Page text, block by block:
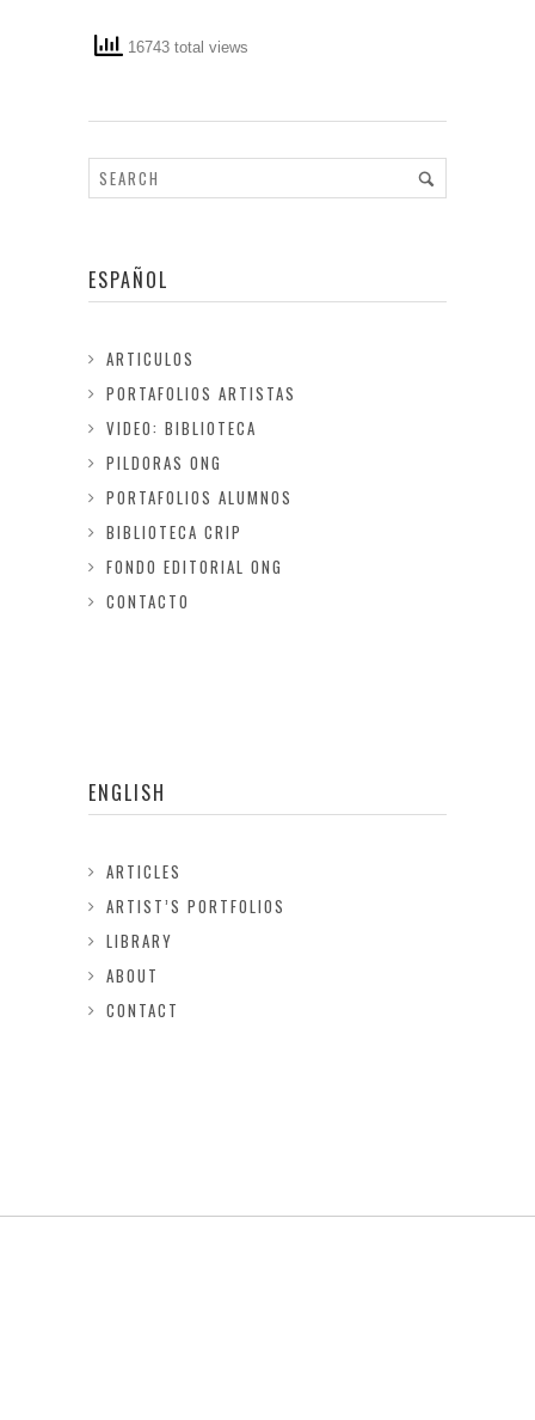
16743 total views
ESPAÑOL
ARTICULOS
PORTAFOLIOS ARTISTAS
VIDEO: BIBLIOTECA
PILDORAS ONG
PORTAFOLIOS ALUMNOS
BIBLIOTECA CRIP
FONDO EDITORIAL ONG
CONTACTO
ENGLISH
ARTICLES
ARTIST’S PORTFOLIOS
LIBRARY
ABOUT
CONTACT